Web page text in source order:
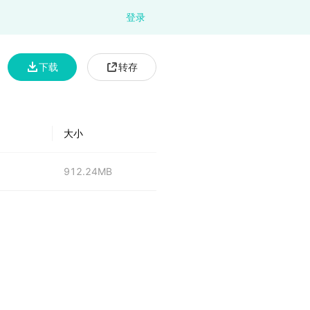
登录
下载 转存
大小
912.24MB